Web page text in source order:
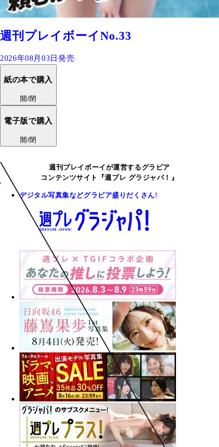
週刊プレイボーイNo.33
2026年08月03日発売
紙の本で購入
開/閉
電子版で購入
開/閉
週刊プレイボーイが運営するグラビア
コンテンツサイト『週プレ グラジャパ！』
デジタル写真集などグラビア盛りだくさん!